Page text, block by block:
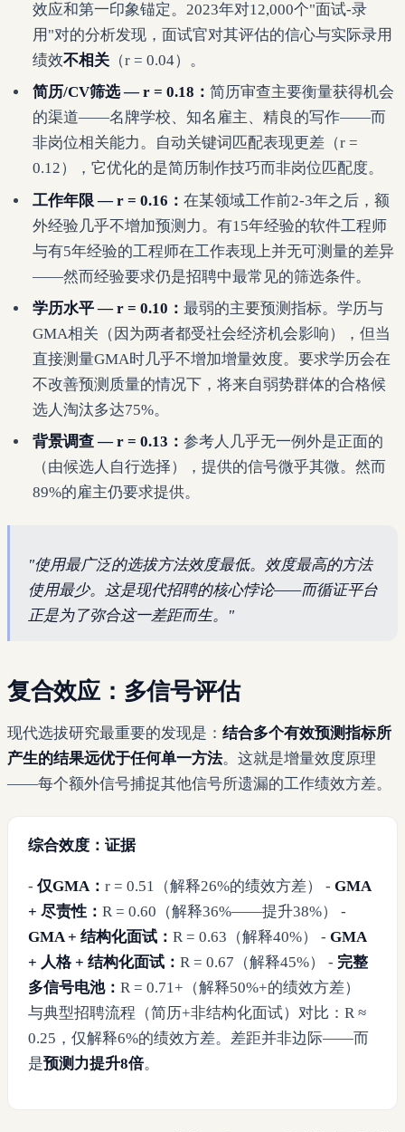
效应和第一印象锚定。2023年对12,000个"面试-录
用"对的分析发现，面试官对其评估的信心与实际录用
绩效不相关 （r = 0.04）。
简历/CV筛选 — r = 0.18： 简历审查主要衡量获得机会
的渠道——名牌学校、知名雇主、精良的写作——而
非岗位相关能力。自动关键词匹配表现更差（r =
0.12），它优化的是简历制作技巧而非岗位匹配度。
工作年限 — r = 0.16： 在某领域工作前2-3年之后，额
外经验几乎不增加预测力。有15年经验的软件工程师
与有5年经验的工程师在工作表现上并无可测量的差异
——然而经验要求仍是招聘中最常见的筛选条件。
学历水平 — r = 0.10： 最弱的主要预测指标。学历与
GMA相关（因为两者都受社会经济机会影响），但当
直接测量GMA时几乎不增加增量效度。要求学历会在
不改善预测质量的情况下，将来自弱势群体的合格候
选人淘汰多达75%。
背景调查 — r = 0.13： 参考人几乎无一例外是正面的
（由候选人自行选择），提供的信号微乎其微。然而
89%的雇主仍要求提供。
"使用最广泛的选拔方法效度最低。效度最高的方法
使用最少。这是现代招聘的核心悖论——而循证平台
正是为了弥合这一差距而生。"
复合效应：多信号评估
现代选拔研究最重要的发现是： 结合多个有效预测指标所
产生的结果远优于任何单一方法。这就是增量效度原理
——每个额外信号捕捉其他信号所遗漏的工作绩效方差。
综合效度：证据
- 仅GMA： r = 0.51（解释26%的绩效方差） - GMA
+ 尽责性： R = 0.60（解释36%——提升38%） -
GMA + 结构化面试： R = 0.63（解释40%） - GMA
+ 人格 + 结构化面试： R = 0.67（解释45%） - 完整
多信号电池： R = 0.71+（解释50%+的绩效方差）
与典型招聘流程（简历+非结构化面试）对比：R ≈
0.25，仅解释6%的绩效方差。差距并非边际——而
是预测力提升8倍。